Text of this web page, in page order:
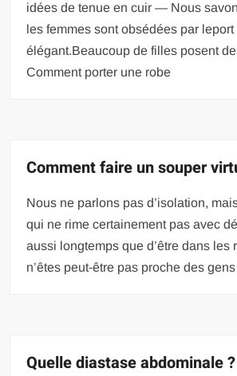
idées de tenue en cuir — Nous
les femmes sont obsédées par
élégant.Beaucoup de filles posent
Comment porter une robe
Comment faire un souper
Nous ne parlons pas d’isolation,
qui ne rime certainement pas avec
aussi longtemps que d’être dans les
n’êtes peut-être pas proche des
Quelle diastase abdominale ?